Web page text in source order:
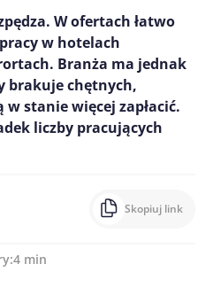
W ofertach łatwo
w hotelach
Branża ma jednak
brakuje chętnych,
stanie więcej zapłacić.
liczby pracujących
Skopiuj link
4 min